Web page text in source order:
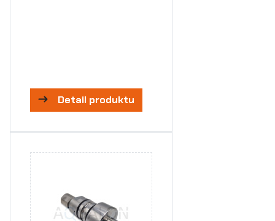
Detail produktu